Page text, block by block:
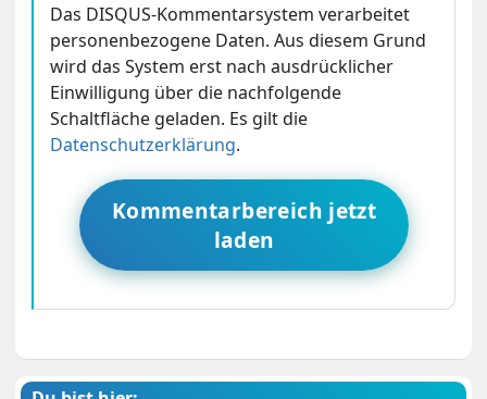
Das DISQUS-Kommentarsystem verarbeitet
personenbezogene Daten. Aus diesem Grund
wird das System erst nach ausdrücklicher
Einwilligung über die nachfolgende
Schaltfläche geladen. Es gilt die
Datenschutzerklärung.
Kommentarbereich jetzt
laden